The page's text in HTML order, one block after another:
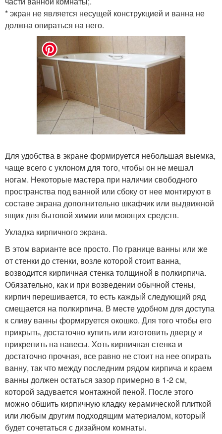
* экран не является несущей конструкцией и ванна не
должна опираться на него.
Для удобства в экране формируется небольшая выемка,
чаще всего с уклоном для того, чтобы он не мешал
ногам. Некоторые мастера при наличии свободного
пространства под ванной или сбоку от нее монтируют в
составе экрана дополнительно шкафчик или выдвижной
ящик для бытовой химии или моющих средств.
Укладка кирпичного экрана.
В этом варианте все просто. По границе ванны или же
от стенки до стенки, возле которой стоит ванна,
возводится кирпичная стенка толщиной в полкирпича.
Обязательно, как и при возведении обычной стены,
кирпич перешивается, то есть каждый следующий ряд
смещается на полкирпича. В месте удобном для доступа
к сливу ванны формируется окошко. Для того чтобы его
прикрыть, достаточно купить или изготовить дверцу и
прикрепить на навесы. Хоть кирпичная стенка и
достаточно прочная, все равно не стоит на нее опирать
ванну, так что между последним рядом кирпича и краем
ванны должен остаться зазор примерно в 1-2 см,
которой задувается монтажной пеной. После этого
можно обшить кирпичную кладку керамической плиткой
или любым другим подходящим материалом, который
будет сочетаться с дизайном комнаты.